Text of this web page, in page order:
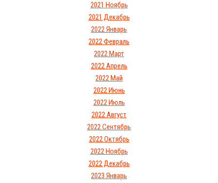
2021 Ноябрь
2021 Декабрь
2022 Январь
2022 Февраль
2022 Март
2022 Апрель
2022 Май
2022 Июнь
2022 Июль
2022 Август
2022 Сентябрь
2022 Октябрь
2022 Ноябрь
2022 Декабрь
2023 Январь